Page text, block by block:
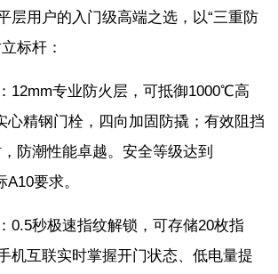
层用户的入门级高端之选，以“三重防
标杆：
12mm专业防火层，可抵御1000℃高
心精钢门栓，四向加固防撬；有效阻挡
防潮性能卓越。安全等级达到
要求。
0.5秒极速指纹解锁，可存储20枚指
机互联实时掌握开门状态、低电量提